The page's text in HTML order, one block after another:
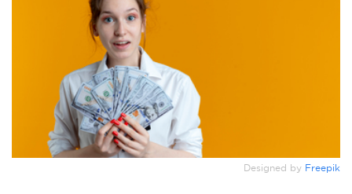
Designed by Freepik